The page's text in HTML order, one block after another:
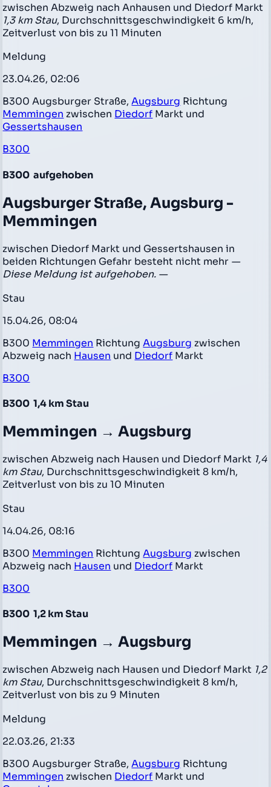
zwischen Abzweig nach Anhausen und Diedorf Markt
1,3 km Stau, Durchschnittsgeschwindigkeit 6 km/h,
Zeitverlust von bis zu 11 Minuten
Meldung
23.04.26, 02:06
B300 Augsburger Straße,Augsburg Richtung
Memmingen zwischen Diedorf Markt und
Gessertshausen
B300
B300 aufgehoben
Augsburger Straße, Augsburg -
Memmingen
zwischen Diedorf Markt und Gessertshausen in
beiden Richtungen Gefahr besteht nicht mehr —
Diese Meldung ist aufgehoben. —
Stau
15.04.26, 08:04
B300 Memmingen RichtungAugsburg zwischen
Abzweig nach Hausen und Diedorf Markt
B300
B300 1,4 km Stau
Memmingen → Augsburg
zwischen Abzweig nach Hausen und Diedorf Markt 1,4
km Stau, Durchschnittsgeschwindigkeit 8 km/h,
Zeitverlust von bis zu 10 Minuten
Stau
14.04.26, 08:16
B300 Memmingen RichtungAugsburg zwischen
Abzweig nach Hausen und Diedorf Markt
B300
B300 1,2 km Stau
Memmingen → Augsburg
zwischen Abzweig nach Hausen und Diedorf Markt 1,2
km Stau, Durchschnittsgeschwindigkeit 8 km/h,
Zeitverlust von bis zu 9 Minuten
Meldung
22.03.26, 21:33
B300 Augsburger Straße,Augsburg Richtung
Memmingen zwischen Diedorf Markt und